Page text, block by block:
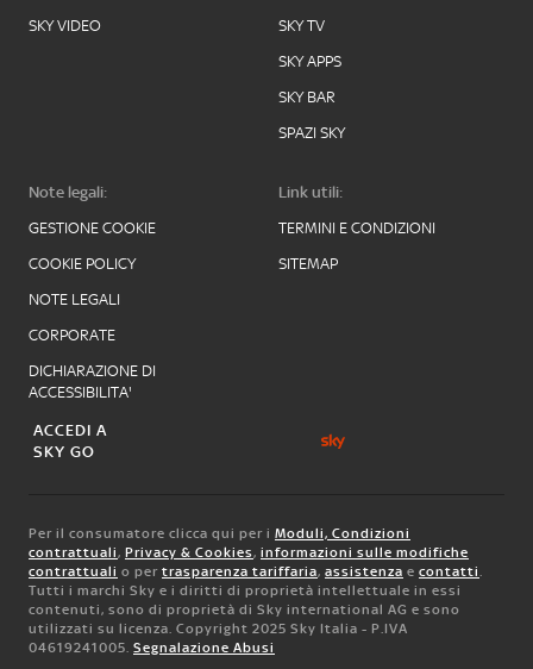
SKY VIDEO
SKY TV
SKY APPS
SKY BAR
SPAZI SKY
Note legali:
GESTIONE COOKIE
COOKIE POLICY
NOTE LEGALI
CORPORATE
DICHIARAZIONE DI
ACCESSIBILITA'
Link utili:
TERMINI E CONDIZIONI
SITEMAP
ACCEDI A
SKY GO
Per il consumatore clicca qui per i Moduli, Condizioni
contrattuali, Privacy & Cookies, informazioni sulle modifiche
contrattuali o per trasparenza tariffaria, assistenza e contatti.
Tutti i marchi Sky e i diritti di proprietà intellettuale in essi
contenuti, sono di proprietà di Sky international AG e sono
utilizzati su licenza. Copyright 2025 Sky Italia - P.IVA
04619241005. Segnalazione Abusi